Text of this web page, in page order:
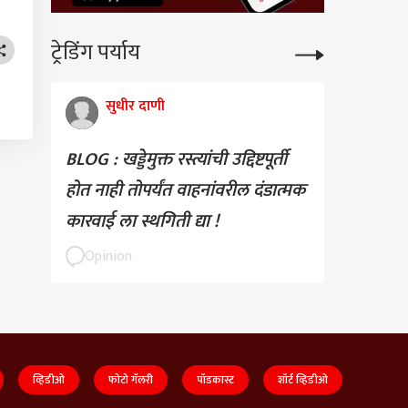
ट्रेडिंग पर्याय
सुधीर दाणी
BLOG : खड्डेमुक्त रस्त्यांची उद्दिष्टपूर्ती
होत नाही तोपर्यंत वाहनांवरील दंडात्मक
कारवाई ला स्थगिती द्या !
Opinion
व्हिडीओ फोटो गॅलरी पॉडकास्ट शॉर्ट व्हिडीओ